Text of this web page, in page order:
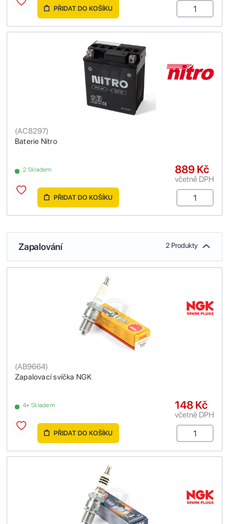
PŘIDAT DO KOŠÍKU
Baterie Nitro
(AC8297)
2 Skladem 889 Kč
včetně DPH
PŘIDAT DO KOŠÍKU
Zapalování 2 Produkty
Zapalovací svíčka NGK
(AB9664)
4+ Skladem 148 Kč
včetně DPH
PŘIDAT DO KOŠÍKU